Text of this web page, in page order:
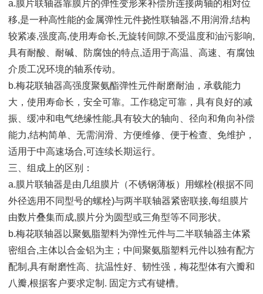
a.膜片联轴器靠膜片的弹性变形来补偿所连接两轴的相对位
移,是一种高性能的金属弹性元件挠性联轴器,不用润滑,结构
较紧凑,强度高,使用寿命长,无旋转间隙,不受温度和油污影响,
具有耐酸、耐碱、防腐蚀的特点,适用于高温、高速、有腐蚀
介质工况环境的轴系传动。
b.梅花联轴器高强度聚氨酯弹性元件耐磨耐油，承载能力
大，使用寿命长，安全可靠。工作稳定可靠，具有良好的减
振、缓冲和电气绝缘性能,具有较大的轴向、径向和角向补偿
能力,结构简单、无需润滑、方便维修、便于检查、免维护，
适用于中高速场合,可连续长期运行。
三、组成上的区别：
a.膜片联轴器是由几组膜片（不锈钢薄板）用螺栓(根据不同
外径选用不同型号的螺栓)与两半联轴器紧密联接,每组膜片
由数片叠集而成,膜片分为圆型或三角型等不同形状。
b.梅花联轴器以聚氨脂塑料为弹性元件与二半联轴器主体紧
密组合,主体以合金铝为主；中间聚氨脂塑料元件以独有配方
配制,具有耐磨性高、抗温性好、韧性强，梅花型体有六瓣和
八瓣,根据客户要求定制. 固定方式有键槽。